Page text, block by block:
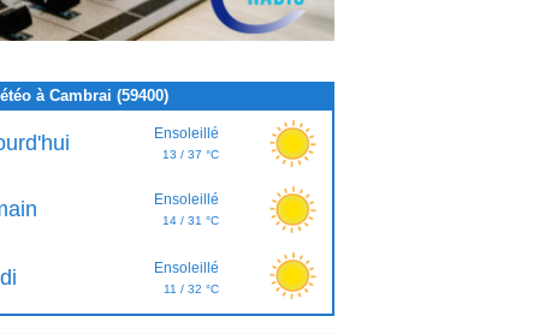
à Cambrai (59400)
Ensoleillé
13 / 37 °C
Ensoleillé
14 / 31 °C
Ensoleillé
11 / 32 °C